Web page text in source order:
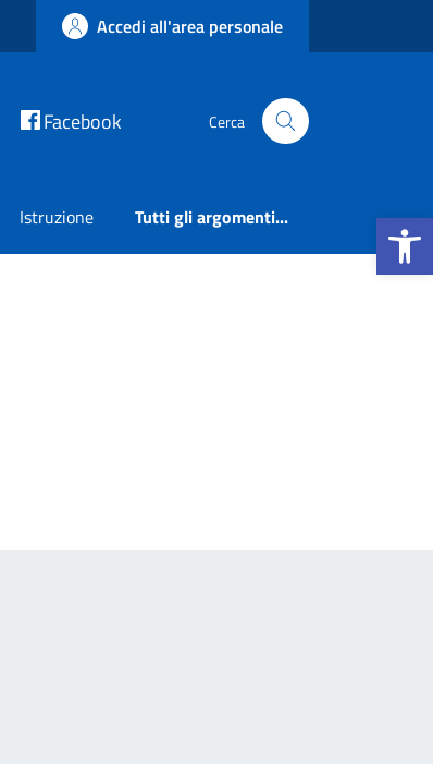
Accedi all'area personale
Facebook Cerca
Istruzione Tutti gli argomenti... Apri la